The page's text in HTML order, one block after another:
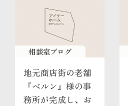
相談室ブログ
地元商店街の老舗
『ベルン』様の事
務所が完成し、お